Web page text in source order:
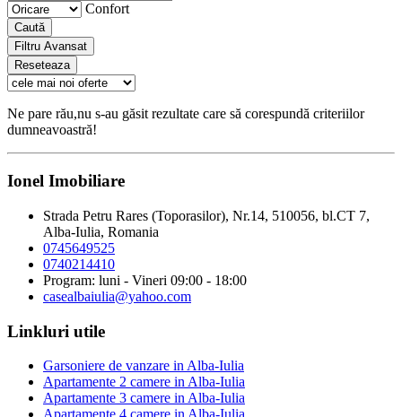
Confort
Caută
Filtru Avansat
Reseteaza
Ne pare rău,nu s-au găsit rezultate care să corespundă criteriilor
dumneavoastră!
Ionel Imobiliare
Strada Petru Rares (Toporasilor), Nr.14, 510056, bl.CT 7,
Alba-Iulia, Romania
0745649525
0740214410
Program: luni - Vineri 09:00 - 18:00
casealbaiulia@yahoo.com
Linkluri utile
Garsoniere de vanzare in Alba-Iulia
Apartamente 2 camere in Alba-Iulia
Apartamente 3 camere in Alba-Iulia